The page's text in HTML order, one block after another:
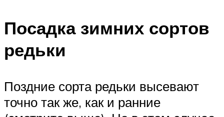
Посадка зимних сортов
редьки
Поздние сорта редьки высевают
точно так же, как и ранние